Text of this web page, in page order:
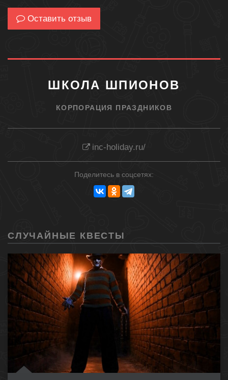
Оставить отзыв
ШКОЛА ШПИОНОВ
КОРПОРАЦИЯ ПРАЗДНИКОВ
inc-holiday.ru/
Поделитесь в соцсетях:
СЛУЧАЙНЫЕ КВЕСТЫ